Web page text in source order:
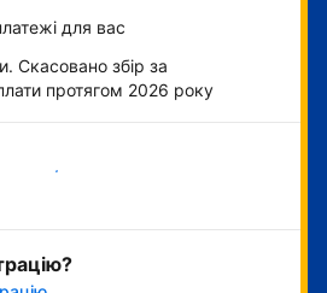
для вас
Скасовано збір за
протягом 2026 року
зараз